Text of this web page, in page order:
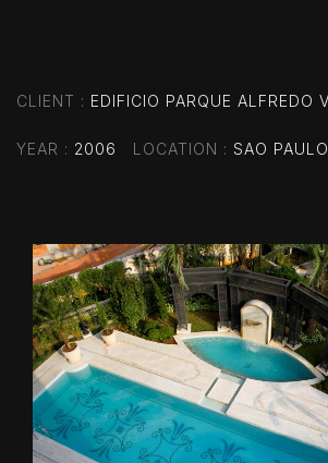
CLIENT EDIFICIO PARQUE ALFREDO
YEAR 2006 LOCATION SAO